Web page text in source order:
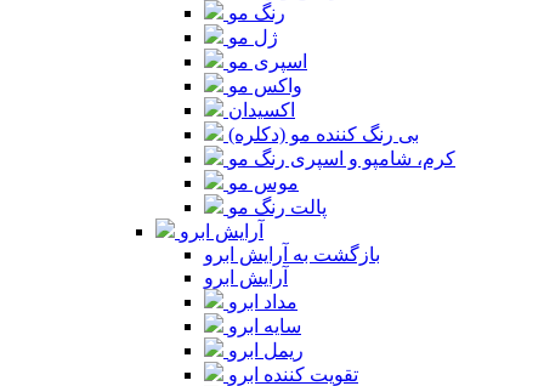
رنگ مو
ژل مو
اسپری مو
واکس مو
اکسیدان
بی رنگ کننده مو (دکلره)
کرم، شامپو و اسپری رنگ مو
موس مو
پالت رنگ مو
آرایش ابرو
بازگشت به آرایش ابرو
آرایش ابرو
مداد ابرو
سایه ابرو
ریمل ابرو
تقویت کننده ابرو